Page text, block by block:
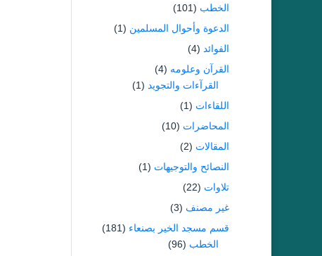
الخطب (101)
الدعوة وأحوال المسلمين (1)
الفوائد (4)
القرآن وعلومه (4)
القرآءات والتجويد (1)
اللقاءات (1)
المحاضرات (10)
المقالات (2)
النصائح والتوجيهات (1)
تلاوات (22)
غير مصنف (3)
قسم مسجد الخير بصنعاء (181)
الخطب (96)